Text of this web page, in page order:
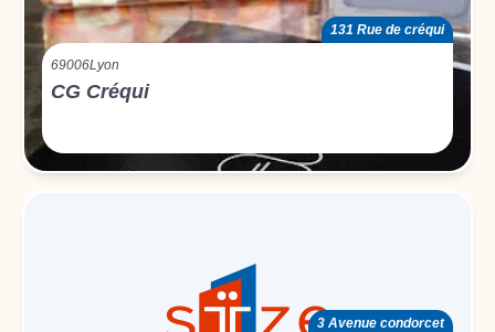
131 Rue de créqui
69006Lyon
CG Créqui
3 Avenue condorcet